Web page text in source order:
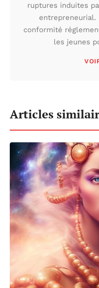
ruptures induites
entrepreneurial.
conformité
les jeunes
Articles